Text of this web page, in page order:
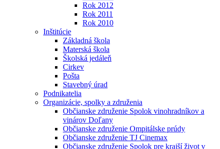
Rok 2012
Rok 2011
Rok 2010
Inštitúcie
Základná škola
Materská škola
Školská jedáleň
Cirkev
Pošta
Stavebný úrad
Podnikatelia
Organizácie, spolky a združenia
Občianske združenie Spolok vinohradníkov a
vinárov Doľany
Občianske združenie Ompitálske prúdy
Občianske združenie TJ Cinemax
Občianske združenie Spolok pre krajší život v